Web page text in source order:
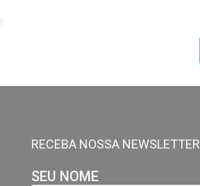
RECEBA NOSSA NEWSLETTER
SEU NOME